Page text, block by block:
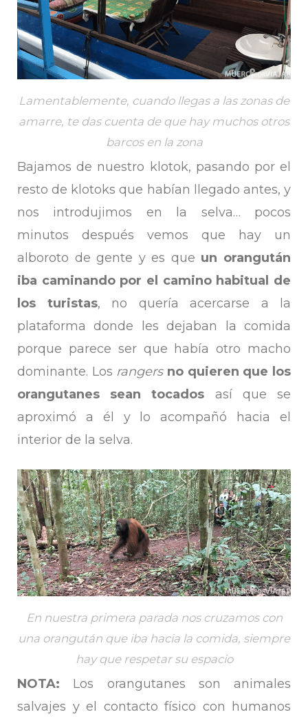
Lamentablemente, cuando llegas a las zonas de
amarre, te das cuenta de que hay muchos otros
barcos en la zona
Bajamos de nuestro klotok, pasando por el
resto de klotoks que habían llegado antes, y
nos introdujimos en la selva… pocos
minutos después vemos que hay un
alboroto de gente y es que un orangután
iba caminando por el camino habitual de
los turistas, no quería acercarse a la
plataforma donde les dejaban la comida
porque parece ser que había otro macho
dominante. Los rangers no quieren que los
orangutanes sean tocados así que se
aproximó a él y lo acompañó hacia el
interior de la selva.
En nuestra primera parada nos cruzamos con
una orangután que iba hacia la comida, siempre
hay que respetar su espacio
NOTA: Los orangutanes son animales
salvajes y el contacto físico con humanos